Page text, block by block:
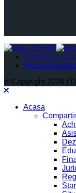
Termeni și
Protectia
© Copyright 2026 |
Acasa